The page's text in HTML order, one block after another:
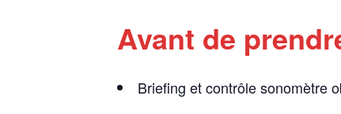
Avant de
Briefing et contrôle sonomètre